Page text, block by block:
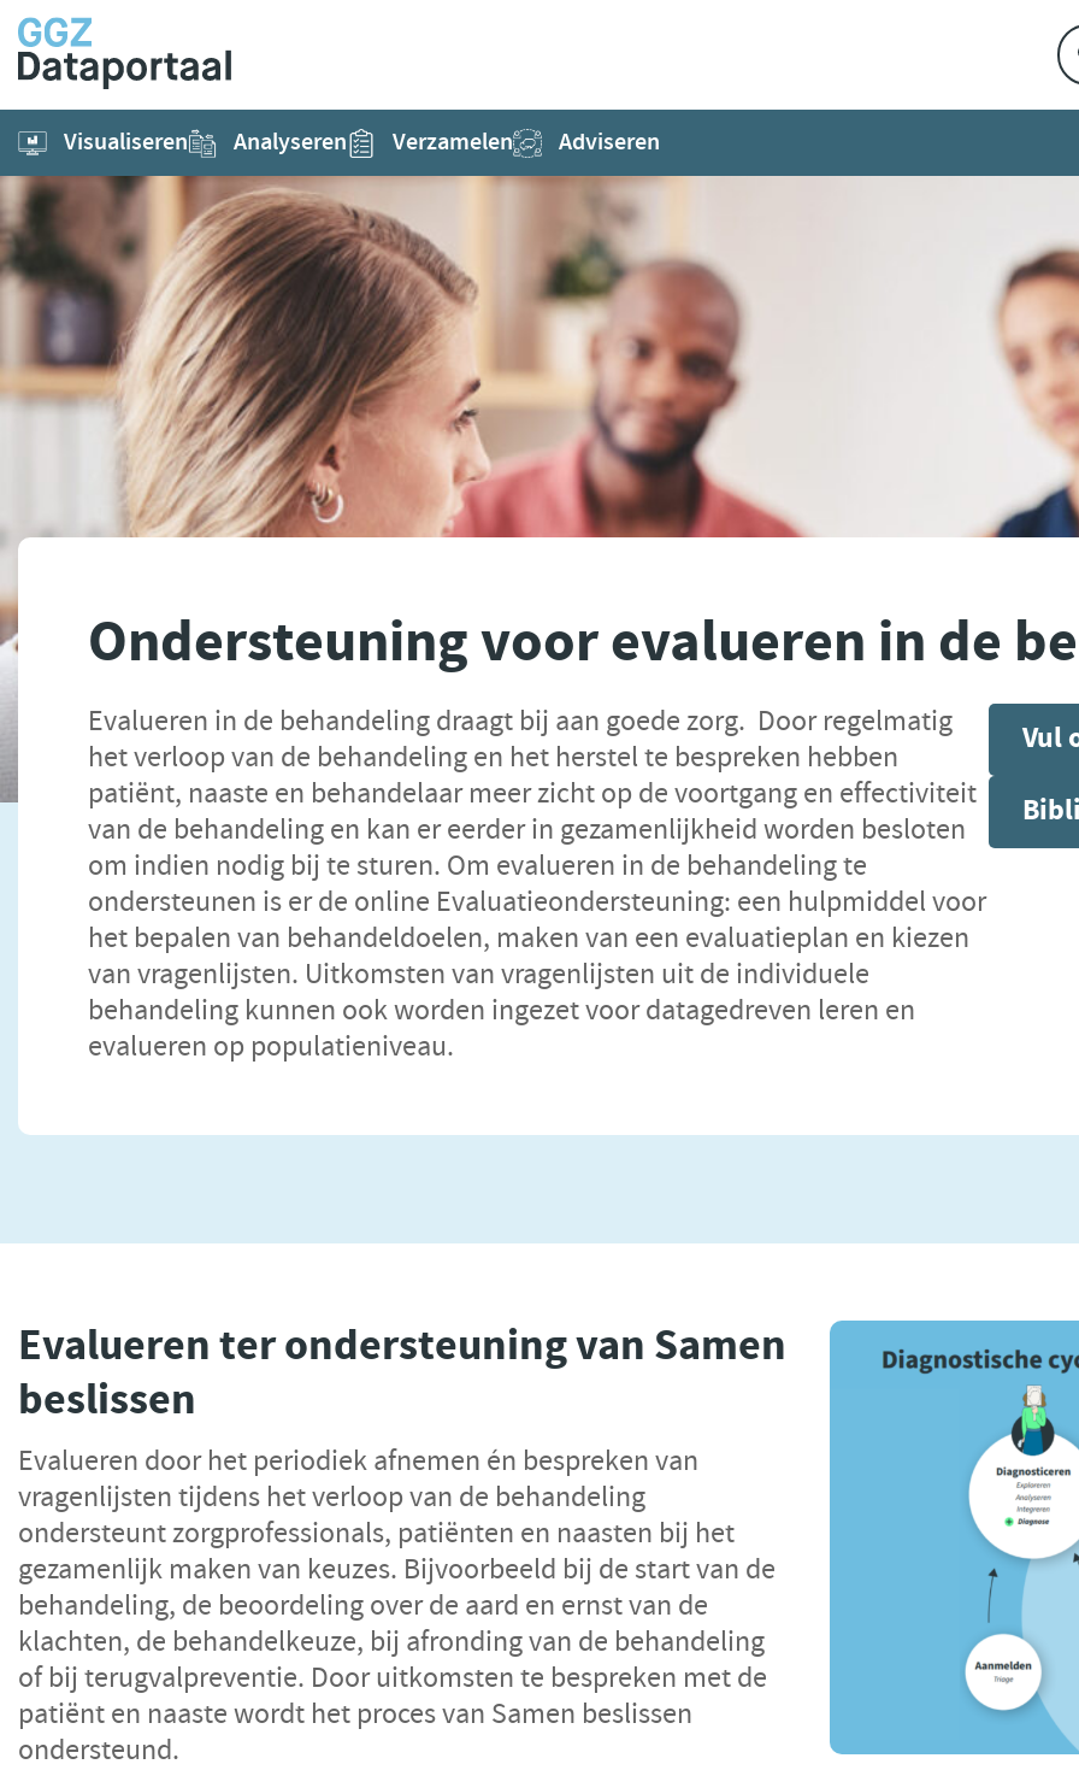
Visualiseren Analyseren Verzamelen Adviseren
Ondersteuning voor evalueren in de
Evalueren in de behandeling draagt bij aan goede zorg. Door regelmatig
het verloop van de behandeling en het herstel te bespreken hebben
patiënt, naaste en behandelaar meer zicht op de voortgang en effectiviteit
van de behandeling en kan er eerder in gezamenlijkheid worden besloten
om indien nodig bij te sturen. Om evalueren in de behandeling te
ondersteunen is er de online Evaluatieondersteuning: een hulpmiddel voor
het bepalen van behandeldoelen, maken van een evaluatieplan en kiezen
van vragenlijsten. Uitkomsten van vragenlijsten uit de individuele
behandeling kunnen ook worden ingezet voor datagedreven leren en
evalueren op populatieniveau.
Vul
Evalueren ter ondersteuning van Samen
beslissen
Evalueren door het periodiek afnemen én bespreken van
vragenlijsten tijdens het verloop van de behandeling
ondersteunt zorgprofessionals, patiënten en naasten bij het
gezamenlijk maken van keuzes. Bijvoorbeeld bij de start van de
behandeling, de beoordeling over de aard en ernst van de
klachten, de behandelkeuze, bij afronding van de behandeling
of bij terugvalpreventie. Door uitkomsten te bespreken met de
patiënt en naaste wordt het proces van Samen beslissen
ondersteund.